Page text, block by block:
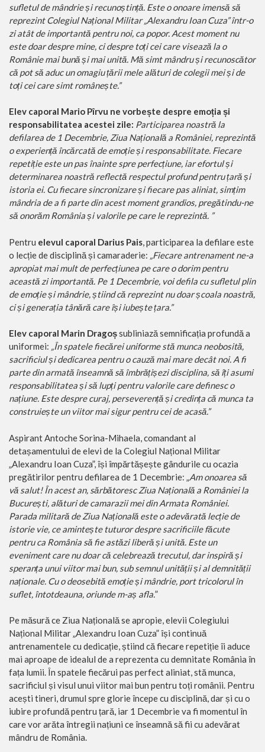
sufletul de mândrie și recunoștință. Este o onoare imensă să
reprezint Colegiul Național Militar „Alexandru Ioan Cuza” într-o
zi atât de importantă pentru noi, ca popor. Acest moment nu
este doar despre mine, ci despre toți cei care visează la o
Românie mai bună și mai unită. Mă simt mândru și recunoscător
că pot să aduc un omagiu țării mele alături de colegii mei și de
toți cei care simt românește.”
Elev caporal Mario Pîrvu ne vorbește despre emoția și
responsabilitatea acestei zile: Participarea noastră la
defilarea de 1 Decembrie, Ziua Națională a României, reprezintă
o experiență încărcată de emoție și responsabilitate. Fiecare
repetiție este un pas înainte spre perfecțiune, iar efortul și
determinarea noastră reflectă respectul profund pentru țară și
istoria ei. Cu fiecare sincronizare și fiecare pas aliniat, simțim
mândria de a fi parte din acest moment grandios, pregătindu-ne
să onorăm România și valorile pe care le reprezintă. ”
Pentru elevul caporal Darius Pais, participarea la defilare este
o lecție de disciplină și camaraderie: „Fiecare antrenament ne-a
apropiat mai mult de perfecțiunea pe care o dorim pentru
această zi importantă. Pe 1 Decembrie, voi defila cu sufletul plin
de emoție și mândrie, știind că reprezint nu doar școala noastră,
ci și generația tânără care își iubește țara.”
Elev caporal Marin Dragoșsubliniază semnificația profundă a
uniformei: „În spatele fiecărei uniforme stă munca neobosită,
sacrificiul și dedicarea pentru o cauză mai mare decât noi. A fi
parte din armată înseamnă să îmbrățișezi disciplina, să îți asumi
responsabilitatea și să lupți pentru valorile care definesc o
națiune. Este despre curaj, perseverență și credința că munca ta
construiește un viitor mai sigur pentru cei de acasă.”
Aspirant Antoche Sorina-Mihaela, comandant al
detașamentului de elevi de la Colegiul Național Militar
„Alexandru Ioan Cuza”, își împărtășește gândurile cu ocazia
pregătirilor pentru defilarea de 1 Decembrie: „Am onoarea să
vă salut! În acest an, sărbătoresc Ziua Națională a României la
București, alături de camarazii mei din Armata României.
Parada militară de Ziua Națională este o adevărată lecție de
istorie vie, ce amintește tuturor despre sacrificiile făcute
pentru ca România să fie astăzi liberă și unită. Este un
eveniment care nu doar că celebrează trecutul, dar inspiră și
speranța unui viitor mai bun, sub semnul unității și al demnității
naționale. Cu o deosebită emoție și mândrie, port tricolorul în
suflet, întotdeauna, oriunde m-aș afla.”
Pe măsură ce Ziua Națională se apropie, elevii Colegiului
Național Militar „Alexandru Ioan Cuza” își continuă
antrenamentele cu dedicație, știind că fiecare repetiție îi aduce
mai aproape de idealul de a reprezenta cu demnitate România în
fața lumii. În spatele fiecărui pas perfect aliniat, stă munca,
sacrificiul și visul unui viitor mai bun pentru toți românii. Pentru
acești tineri, drumul spre glorie începe cu disciplină, dar și cu o
iubire profundă pentru țară, iar 1 Decembrie va fi momentul în
care vor arăta întregii națiuni ce înseamnă să fii cu adevărat
mândru de România.